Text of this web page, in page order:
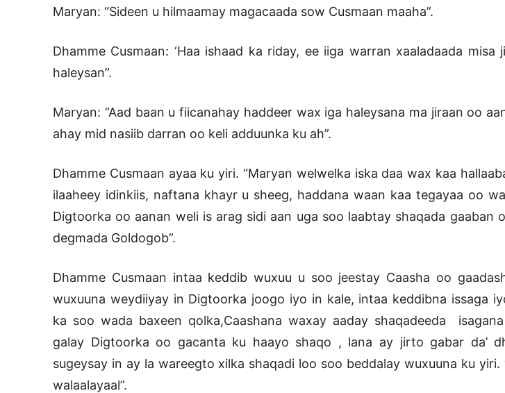
Maryan: “Sideen u hilmaamay magacaada sow Cusmaan maaha”.
Dhamme Cusmaan: ‘Haa ishaad ka riday, ee iiga warran xaaladaada misa
haleysan”.
Maryan: “Aad baan u fiicanahay haddeer wax iga haleysana ma jiraan oo
ahay mid nasiib darran oo keli adduunka ku ah”.
Dhamme Cusmaan ayaa ku yiri. “Maryan welwelka iska daa wax kaa
ilaaheey idinkiis, naftana khayr u sheeg, haddana waan kaa tegayaa oo
Digtoorka oo aanan weli is arag sidi aan uga soo laabtay shaqada gaaban
degmada Goldogob”.
Dhamme Cusmaan intaa keddib wuxuu u soo jeestay Caasha oo
wuxuuna weydiiyay in Digtoorka joogo iyo in kale, intaa keddibna issaga
ka soo wada baxeen qolka,Caashana waxay aaday shaqadeeda
galay Digtoorka oo gacanta ku haayo shaqo , lana ay jirto gabar da’
sugeysay in ay la wareegto xilka shaqadi loo soo beddalay wuxuuna ku yiri.
walaalayaal”.